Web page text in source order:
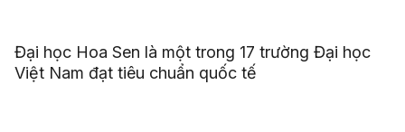
Đại học Hoa Sen là một trong 17 trường Đại học
Việt Nam đạt tiêu chuẩn quốc tế